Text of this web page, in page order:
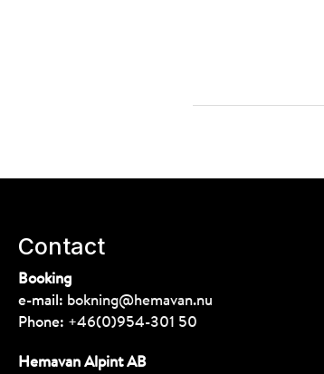
Contact
Booking
e-mail: bokning@hemavan.nu
Phone: +46(0)954-301 50
Hemavan Alpint AB